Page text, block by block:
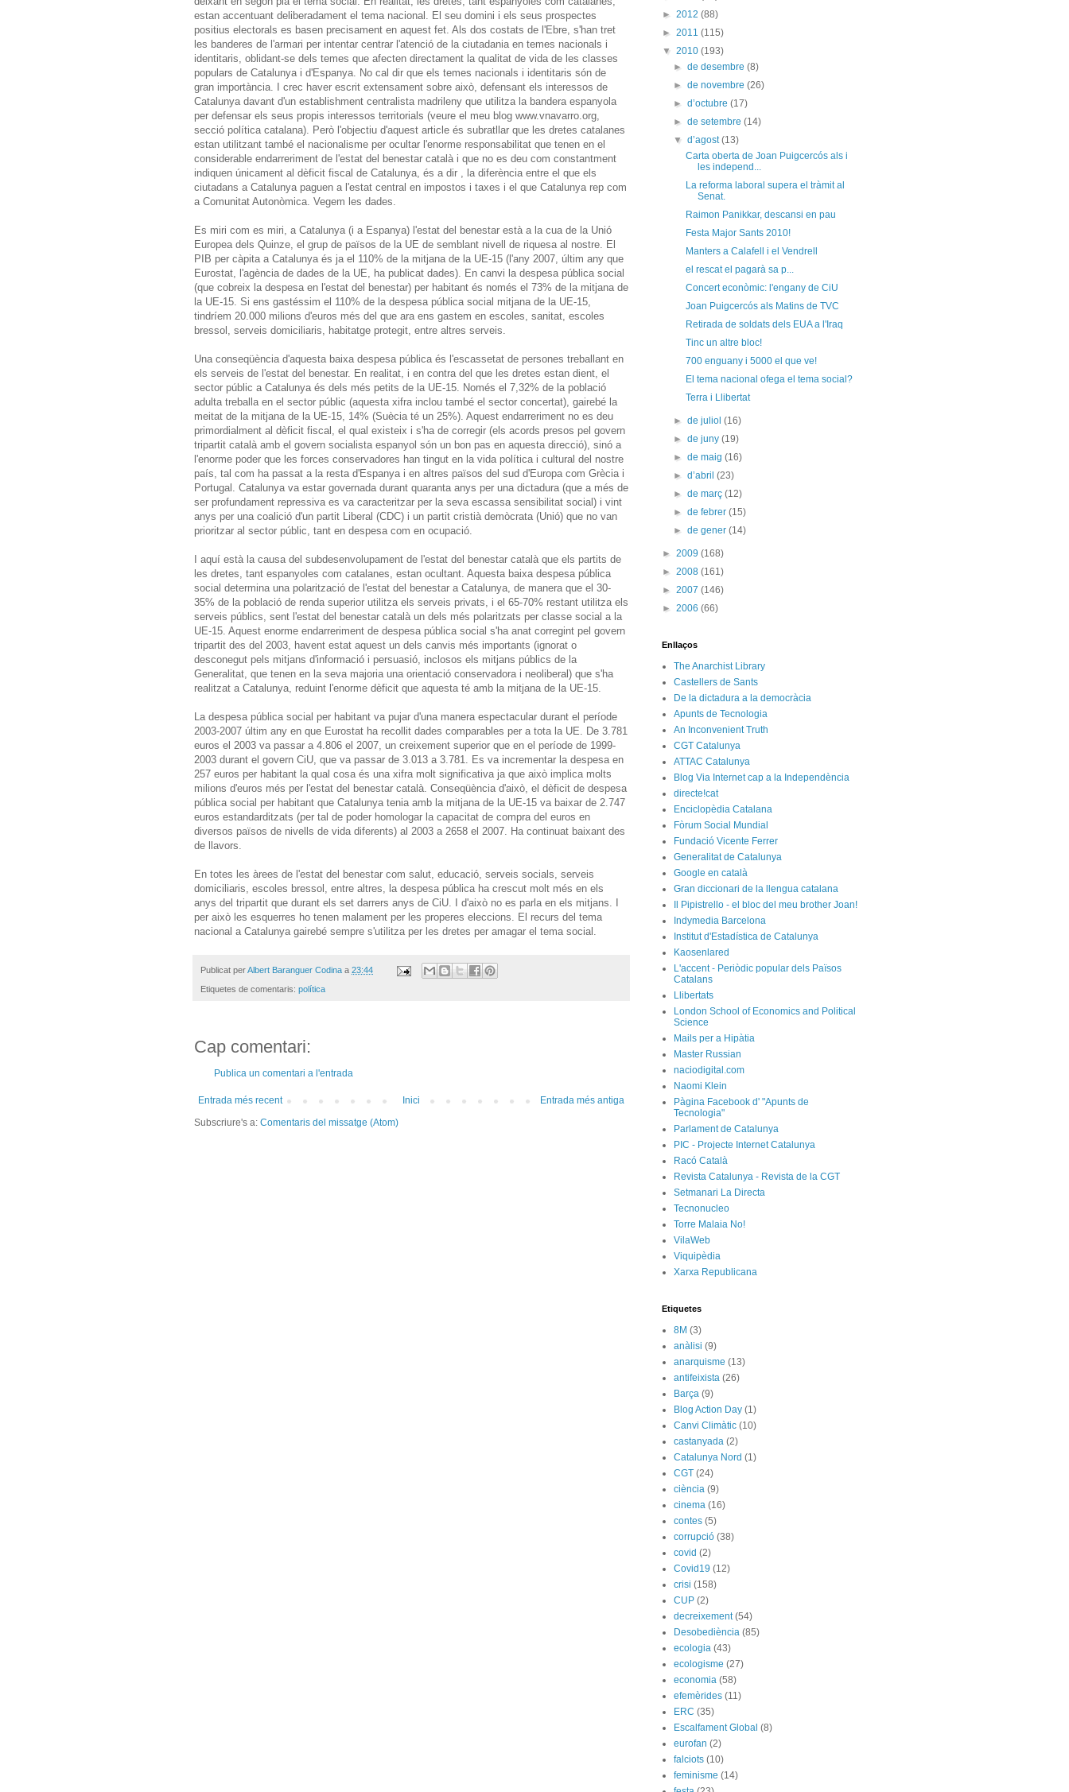
estan accentuant deliberadament el tema nacional. El seu domini i els seus prospectes
positius electorals es basen precisament en aquest fet. Als dos costats de l'Ebre, s'han tret
les banderes de l'armari per intentar centrar l'atenció de la ciutadania en temes nacionals i
identitaris, oblidant-se dels temes que afecten directament la qualitat de vida de les classes
populars de Catalunya i d'Espanya. No cal dir que els temes nacionals i identitaris són de
gran importància. I crec haver escrit extensament sobre això, defensant els interessos de
Catalunya davant d'un establishment centralista madrileny que utilitza la bandera espanyola
per defensar els seus propis interessos territorials (veure el meu blog www.vnavarro.org,
secció política catalana). Però l'objectiu d'aquest article és subratllar que les dretes catalanes
estan utilitzant també el nacionalisme per ocultar l'enorme responsabilitat que tenen en el
considerable endarreriment de l'estat del benestar català i que no es deu com constantment
indiquen únicament al dèficit fiscal de Catalunya, és a dir , la diferència entre el que els
ciutadans a Catalunya paguen a l'estat central en impostos i taxes i el que Catalunya rep com
a Comunitat Autonòmica. Vegem les dades.
Es miri com es miri, a Catalunya (i a Espanya) l'estat del benestar està a la cua de la Unió
Europea dels Quinze, el grup de països de la UE de semblant nivell de riquesa al nostre. El
PIB per càpita a Catalunya és ja el 110% de la mitjana de la UE-15 (l'any 2007, últim any que
Eurostat, l'agència de dades de la UE, ha publicat dades). En canvi la despesa pública social
(que cobreix la despesa en l'estat del benestar) per habitant és només el 73% de la mitjana de
la UE-15. Si ens gastéssim el 110% de la despesa pública social mitjana de la UE-15,
tindríem 20.000 milions d'euros més del que ara ens gastem en escoles, sanitat, escoles
bressol, serveis domiciliaris, habitatge protegit, entre altres serveis.
Una conseqüència d'aquesta baixa despesa pública és l'escassetat de persones treballant en
els serveis de l'estat del benestar. En realitat, i en contra del que les dretes estan dient, el
sector públic a Catalunya és dels més petits de la UE-15. Només el 7,32% de la població
adulta treballa en el sector públic (aquesta xifra inclou també el sector concertat), gairebé la
meitat de la mitjana de la UE-15, 14% (Suècia té un 25%). Aquest endarreriment no es deu
primordialment al dèficit fiscal, el qual existeix i s'ha de corregir (els acords presos pel govern
tripartit català amb el govern socialista espanyol són un bon pas en aquesta direcció), sinó a
l'enorme poder que les forces conservadores han tingut en la vida política i cultural del nostre
país, tal com ha passat a la resta d'Espanya i en altres països del sud d'Europa com Grècia i
Portugal. Catalunya va estar governada durant quaranta anys per una dictadura (que a més de
ser profundament repressiva es va caracteritzar per la seva escassa sensibilitat social) i vint
anys per una coalició d'un partit Liberal (CDC) i un partit cristià demòcrata (Unió) que no van
prioritzar al sector públic, tant en despesa com en ocupació.
I aquí està la causa del subdesenvolupament de l'estat del benestar català que els partits de
les dretes, tant espanyoles com catalanes, estan ocultant. Aquesta baixa despesa pública
social determina una polarització de l'estat del benestar a Catalunya, de manera que el 30-
35% de la població de renda superior utilitza els serveis privats, i el 65-70% restant utilitza els
serveis públics, sent l'estat del benestar català un dels més polaritzats per classe social a la
UE-15. Aquest enorme endarreriment de despesa pública social s'ha anat corregint pel govern
tripartit des del 2003, havent estat aquest un dels canvis més importants (ignorat o
desconegut pels mitjans d'informació i persuasió, inclosos els mitjans públics de la
Generalitat, que tenen en la seva majoria una orientació conservadora i neoliberal) que s'ha
realitzat a Catalunya, reduint l'enorme dèficit que aquesta té amb la mitjana de la UE-15.
La despesa pública social per habitant va pujar d'una manera espectacular durant el període
2003-2007 últim any en que Eurostat ha recollit dades comparables per a tota la UE. De 3.781
euros el 2003 va passar a 4.806 el 2007, un creixement superior que en el període de 1999-
2003 durant el govern CiU, que va passar de 3.013 a 3.781. Es va incrementar la despesa en
257 euros per habitant la qual cosa és una xifra molt significativa ja que això implica molts
milions d'euros més per l'estat del benestar català. Conseqüència d'això, el dèficit de despesa
pública social per habitant que Catalunya tenia amb la mitjana de la UE-15 va baixar de 2.747
euros estandarditzats (per tal de poder homologar la capacitat de compra del euros en
diversos països de nivells de vida diferents) al 2003 a 2658 el 2007. Ha continuat baixant des
de llavors.
En totes les àrees de l'estat del benestar com salut, educació, serveis socials, serveis
domiciliaris, escoles bressol, entre altres, la despesa pública ha crescut molt més en els
anys del tripartit que durant els set darrers anys de CiU. I d'això no es parla en els mitjans. I
per això les esquerres ho tenen malament per les properes eleccions. El recurs del tema
nacional a Catalunya gairebé sempre s'utilitza per les dretes per amagar el tema social.
Publicat perAlbert Baranguer Codina a 23:44
Etiquetes de comentaris: política
Cap comentari:
Publica un comentari a l'entrada
Entrada més recent Entrada més antiga
Inici
Subscriure's a: Comentaris del missatge (Atom)
► 2012 (88)
► 2011 (115)
▼ 2010 (193)
►de desembre(8)
►de novembre(26)
►d’octubre(17)
►de setembre(14)
▼d’agost(13)
Carta oberta de Joan Puigcercós als i
les independ...
La reforma laboral supera el tràmit al
Senat.
Raimon Panikkar, descansi en pau
Festa Major Sants 2010!
Manters a Calafell i el Vendrell
el rescat el pagarà sa p...
Concert econòmic: l'engany de CiU
Joan Puigcercós als Matins de TVC
Retirada de soldats dels EUA a l'Iraq
Tinc un altre bloc!
700 enguany i 5000 el que ve!
El tema nacional ofega el tema social?
Terra i Llibertat
►de juliol(16)
►de juny(19)
►de maig(16)
►d’abril(23)
►de març(12)
►de febrer(15)
►de gener(14)
► 2009 (168)
► 2008 (161)
► 2007 (146)
► 2006 (66)
Enllaços
The Anarchist Library
Castellers de Sants
De la dictadura a la democràcia
Apunts de Tecnologia
An Inconvenient Truth
CGT Catalunya
ATTAC Catalunya
Blog Via Internet cap a la Independència
directe!cat
Enciclopèdia Catalana
Fòrum Social Mundial
Fundació Vicente Ferrer
Generalitat de Catalunya
Google en català
Gran diccionari de la llengua catalana
Il Pipistrello - el bloc del meu brother Joan!
Indymedia Barcelona
Institut d'Estadística de Catalunya
Kaosenlared
L'accent - Periòdic popular dels Països
Catalans
Llibertats
London School of Economics and Political
Science
Mails per a Hipàtia
Master Russian
naciodigital.com
Naomi Klein
Pàgina Facebook d' "Apunts de
Tecnologia"
Parlament de Catalunya
PIC - Projecte Internet Catalunya
Racó Català
Revista Catalunya - Revista de la CGT
Setmanari La Directa
Tecnonucleo
Torre Malaia No!
VilaWeb
Viquipèdia
Xarxa Republicana
Etiquetes
8M (3)
anàlisi (9)
anarquisme (13)
antifeixista (26)
Barça (9)
Blog Action Day (1)
Canvi Climàtic (10)
castanyada (2)
Catalunya Nord (1)
CGT (24)
ciència (9)
cinema (16)
contes (5)
corrupció (38)
covid (2)
Covid19 (12)
crisi (158)
CUP (2)
decreixement (54)
Desobediència (85)
ecologia (43)
ecologisme (27)
economia (58)
efemèrides (11)
ERC (35)
Escalfament Global (8)
eurofan (2)
falciots (10)
feminisme (14)